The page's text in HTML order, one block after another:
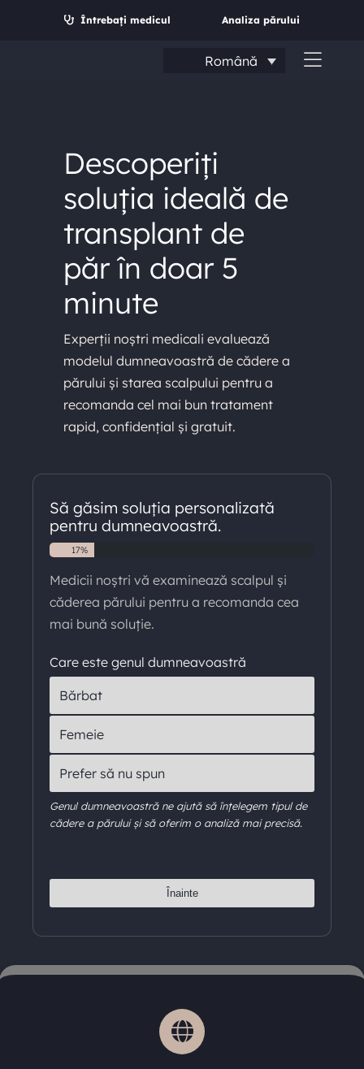
Întrebați medicul Analiza părului
Română
Descoperiți
soluția ideală de
transplant de
păr în doar 5
minute
Experții noștri medicali evaluează
modelul dumneavoastră de cădere a
părului și starea scalpului pentru a
recomanda cel mai bun tratament
rapid, confidențial și gratuit.
Să găsim soluția personalizată
pentru dumneavoastră.
17%
Medicii noștri vă examinează scalpul și
căderea părului pentru a recomanda cea
mai bună soluție.
Care este genul dumneavoastră
Bărbat
Femeie
Prefer să nu spun
Genul dumneavoastră ne ajută să înțelegem tipul de
cădere a părului și să oferim o analiză mai precisă.
Înainte